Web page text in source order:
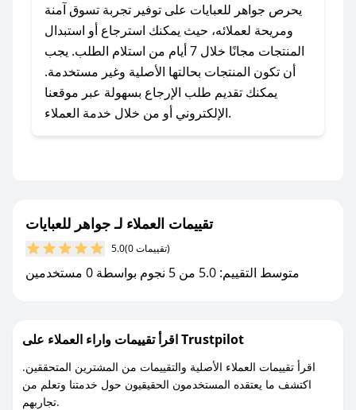
### كيف تحصل على كوبونات خصم حصرية من
جواهر للعبايات؟
للحصول على كوبونات وخصومات حصرية، قم بما
يلي:
- اضغط على أيقونة متابعة لمتجر جواهر للعبايات في
مع صحصح، تسوق بذكاء ووفّر على كل مشترياتك مع
كوبونات خصم حصرية من جواهر للعبايات!
يحرص جواهر للعبايات على توفير تجربة تسوق آمنة
ومريحة لعملائه، حيث يمكنك استرجاع أو استبدال
المنتجات مجانًا خلال 7 أيام من استلام الطلب. يجب
أن تكون المنتجات بحالتها الأصلية وغير مستخدمة.
يمكنك تقديم طلب الإرجاع بسهولة عبر موقعنا
الإلكتروني أو من خلال خدمة العملاء.
تقييمات العملاء لـ جواهر للعبايات
5.0 (0 تقييمات)
متوسط التقييم: 5.0 من 5 نجوم بواسطة 0 مستخدمين
اقرأ تقييمات واراء العملاء على Trustpilot
اقرأ تقييمات العملاء الأصلية والتقييمات من المشترين المتحققين.
اكتشف ما يعتقده المستخدمون الحقيقيون حول خدمتنا وتعلم من
تجاربهم.